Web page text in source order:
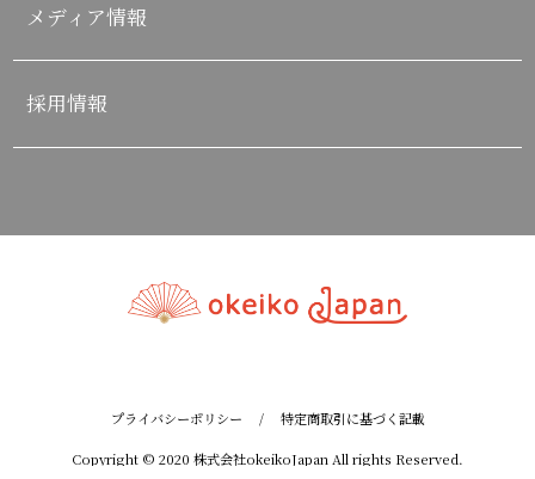
メディア情報
採用情報
プライバシーポリシー / 特定商取引に基づく記載
Copyright © 2020 株式会社okeikoJapan All rights Reserved.